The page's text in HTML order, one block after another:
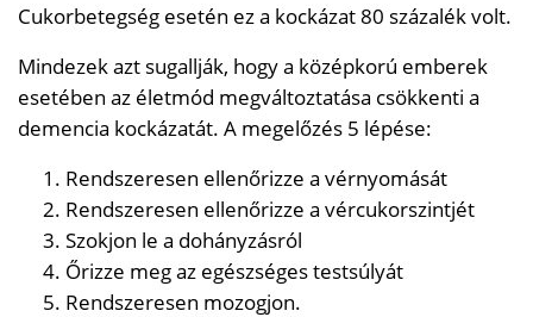
Cukorbetegség esetén ez a kockázat 80 százalék volt.
Mindezek azt sugallják, hogy a középkorú emberek
esetében az életmód megváltoztatása csökkenti a
demencia kockázatát. A megelőzés 5 lépése:
Rendszeresen ellenőrizze a vérnyomását
Rendszeresen ellenőrizze a vércukorszintjét
Szokjon le a dohányzásról
Őrizze meg az egészséges testsúlyát
Rendszeresen mozogjon.